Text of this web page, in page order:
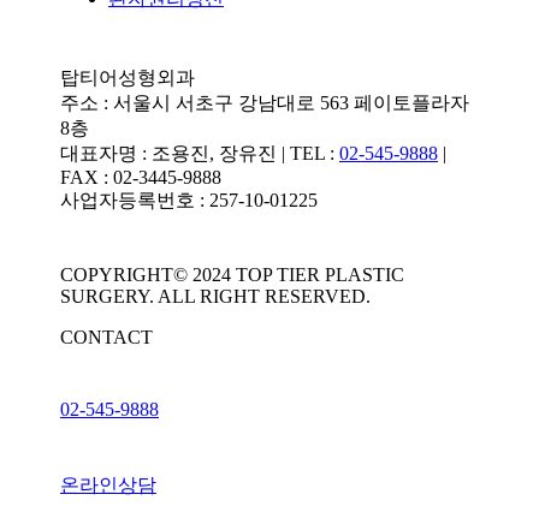
탑티어성형외과
주소 : 서울시 서초구 강남대로 563 페이토플라자
8층
대표자명 : 조용진, 장유진 | TEL : 02-545-9888 |
FAX : 02-3445-9888
사업자등록번호 : 257-10-01225
COPYRIGHT© 2024 TOP TIER PLASTIC
SURGERY. ALL RIGHT RESERVED.
CONTACT
02-545-9888
온라인상담